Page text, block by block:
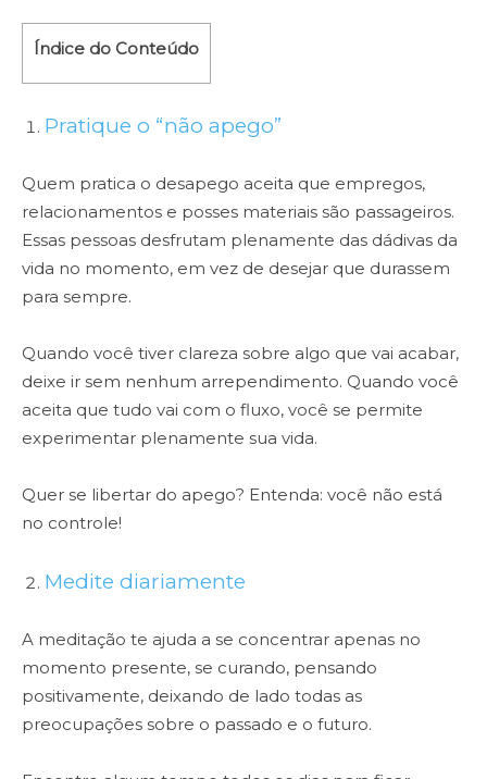
Índice do Conteúdo
Pratique o “não apego”
Quem pratica o desapego aceita que empregos,
relacionamentos e posses materiais são passageiros.
Essas pessoas desfrutam plenamente das dádivas da
vida no momento, em vez de desejar que durassem
para sempre.
Quando você tiver clareza sobre algo que vai acabar,
deixe ir sem nenhum arrependimento. Quando você
aceita que tudo vai com o fluxo, você se permite
experimentar plenamente sua vida.
Quer se libertar do apego? Entenda: você não está
no controle!
Medite diariamente
A meditação te ajuda a se concentrar apenas no
momento presente, se curando, pensando
positivamente, deixando de lado todas as
preocupações sobre o passado e o futuro.